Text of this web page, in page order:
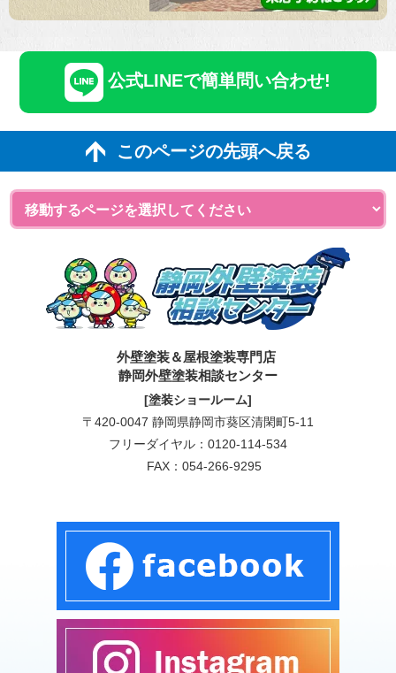
公式LINEで簡単問い合わせ!
このページの先頭へ戻る
外壁塗装＆屋根塗装専門店
静岡外壁塗装相談センター
[塗装ショールーム]
〒420-0047 静岡県静岡市葵区清閑町5-11
フリーダイヤル： 0120-114-534
FAX：054-266-9295